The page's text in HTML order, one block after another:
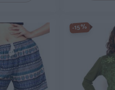
-15%